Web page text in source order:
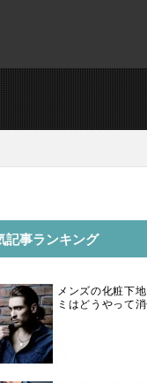
記事ランキング
メンズの化粧下
ミはどうやって